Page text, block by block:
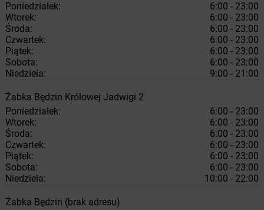
Poniedziałek:
6:00 - 23:00
Wtorek:
6:00 - 23:00
Środa:
6:00 - 23:00
Czwartek:
6:00 - 23:00
Piątek:
6:00 - 23:00
Sobota:
6:00 - 23:00
Niedziela:
9:00 - 21:00
Żabka Będzin Królowej Jadwigi 2
Poniedziałek:
6:00 - 23:00
Wtorek:
6:00 - 23:00
Środa:
6:00 - 23:00
Czwartek:
6:00 - 23:00
Piątek:
6:00 - 23:00
Sobota:
6:00 - 23:00
Niedziela:
10:00 - 22:00
Żabka Będzin (brak adresu)